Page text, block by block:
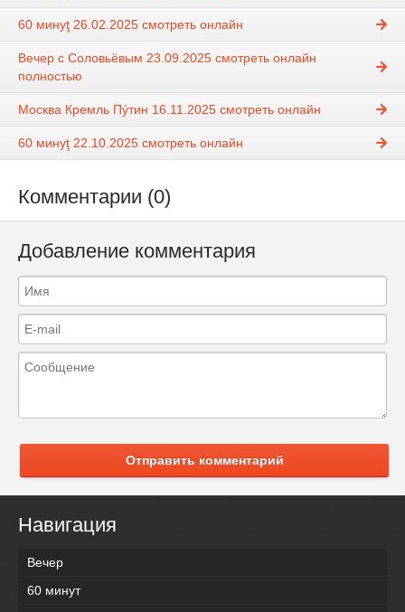
60 минуţ 26.02.2025 смотреть онлайн
Вечер с Соловьёвым 23.09.2025 смотреть онлайн
полностью
Москва Кремль Пýтин 16.11.2025 смотреть онлайн
60 минуţ 22.10.2025 смотреть онлайн
Комментарии (0)
Добавление комментария
Отправить комментарий
Навигация
Вечер
60 минут